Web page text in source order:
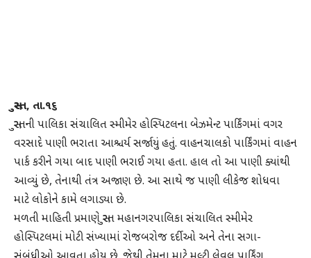
સુરત, તા.૧૬
સુરતની પાલિકા સંચાલિત સ્મીમેર હોસ્પિટલના બેઝમેન્ટ પાર્કિંગમાં વગર
વરસાદે પાણી ભરાતા આશ્ચર્ય સર્જાયું હતું. વાહનચાલકો પાર્કિંગમાં વાહન
પાર્ક કરીને ગયા બાદ પાણી ભરાઈ ગયા હતા. હાલ તો આ પાણી ક્યાંથી
આવ્યું છે, તેનાથી તંત્ર અજાણ છે. આ સાથે જ પાણી લીકેજ શોધવા
માટે લોકોને કામે લગાડ્યા છે.
મળતી માહિતી પ્રમાણે સુરત મહાનગરપાલિકા સંચાલિત સ્મીમેર
હોસ્પિટલમાં મોટી સંખ્યામાં રોજબરોજ દર્દીઓ અને તેના સગા-